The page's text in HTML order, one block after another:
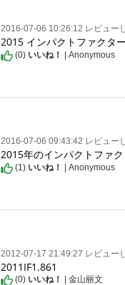
2016-07-06 10:26:12 レビュー
2015 インパクトファクタ
(0) いいね！ | Anonymous
2016-07-06 09:43:42 レビュー
2015年のインパクトファ
(1) いいね！ | Anonymous
2012-07-17 21:49:27 レビュー
2011IF1.861
(0) いいね！ | 金山丽文